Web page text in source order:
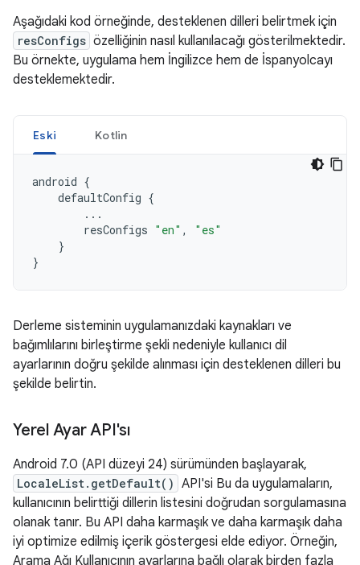
Aşağıdaki kod örneğinde, desteklenen dilleri belirtmek için
resConfigs özelliğinin nasıl kullanılacağı gösterilmektedir.
Bu örnekte, uygulama hem İngilizce hem de İspanyolcayı
desteklemektedir.
Eski Kotlin
android {
defaultConfig {
...
resConfigs "en" ,
"es"
}
}
Derleme sisteminin uygulamanızdaki kaynakları ve
bağımlılarını birleştirme şekli nedeniyle kullanıcı dil
ayarlarının doğru şekilde alınması için desteklenen dilleri bu
şekilde belirtin.
Yerel Ayar API'sı
Android 7.0 (API düzeyi 24) sürümünden başlayarak,
LocaleList.getDefault() API'si Bu da uygulamaların,
kullanıcının belirttiği dillerin listesini doğrudan sorgulamasına
olanak tanır. Bu API daha karmaşık ve daha karmaşık daha
iyi optimize edilmiş içerik göstergesi elde ediyor. Örneğin,
Arama Ağı Kullanıcının ayarlarına bağlı olarak birden fazla